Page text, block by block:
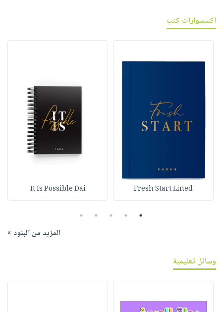
اكسسوارات كتب
Fresh Start Lined
It Is Possible Dai
1
2
3
4
5
المزيد من البنود »
وسائل تعليمية